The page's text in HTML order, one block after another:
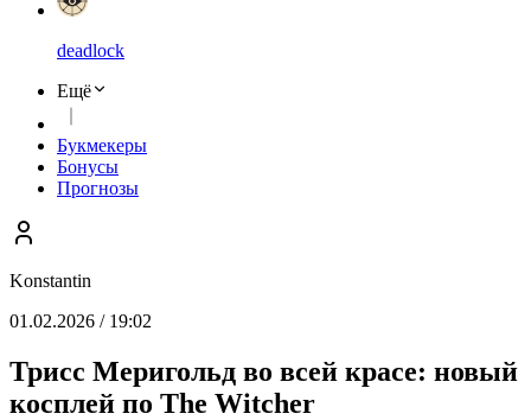
deadlock
Ещё
Букмекеры
Бонусы
Прогнозы
Konstantin
01.02.2026 / 19:02
Трисс Меригольд во всей красе: новый
косплей по The Witcher